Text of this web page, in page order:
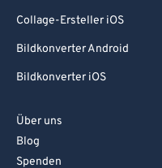
Collage-Ersteller iOS
Bildkonverter Android
Bildkonverter iOS
Über uns
Blog
Spenden